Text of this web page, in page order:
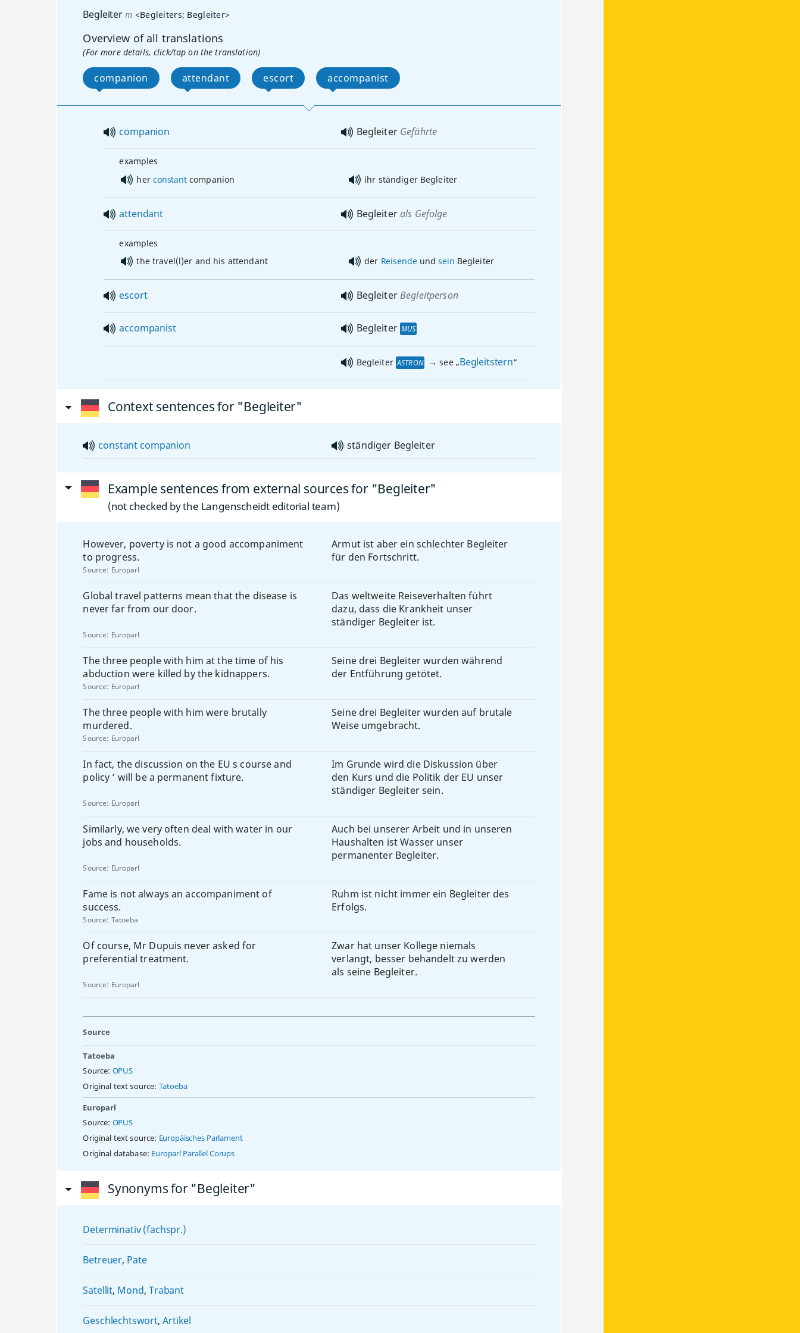
Begleiterm <Begleiters; Begleiter>
Overview of all translations
(For more details, click/tap on the translation)
companion attendant escort accompanist
companion Begleiter Gefährte
examples
her constantcompanion ihr ständiger Begleiter
attendant Begleiterals Gefolge
examples
the travel(l)er and his attendant
der Reisendeundsein Begleiter
escort BegleiterBegleitperson
accompanist Begleiter MUS
Begleiter ASTRON → see „Begleitstern“
Context sentences for "Begleiter"
constant companion ständiger Begleiter
Example sentences from external sources for "Begleiter"
(not checked by the Langenscheidt editorial team)
However, poverty is not a good accompaniment
to progress.
Armut ist aber ein schlechter Begleiter
für den Fortschritt.
Source: Europarl
Global travel patterns mean that the disease is
never far from our door.
Das weltweite Reiseverhalten führt
dazu, dass die Krankheit unser
ständiger Begleiter ist.
Source: Europarl
The three people with him at the time of his
abduction were killed by the kidnappers.
Seine drei Begleiter wurden während
der Entführung getötet.
Source: Europarl
The three people with him were brutally
murdered.
Seine drei Begleiter wurden auf brutale
Weise umgebracht.
Source: Europarl
In fact, the discussion on the EU s course and
policy ’ will be a permanent fixture.
Im Grunde wird die Diskussion über
den Kurs und die Politik der EU unser
ständiger Begleiter sein.
Source: Europarl
Similarly, we very often deal with water in our
jobs and households.
Auch bei unserer Arbeit und in unseren
Haushalten ist Wasser unser
permanenter Begleiter.
Source: Europarl
Fame is not always an accompaniment of
success.
Ruhm ist nicht immer ein Begleiter des
Erfolgs.
Source: Tatoeba
Of course, Mr Dupuis never asked for
preferential treatment.
Zwar hat unser Kollege niemals
verlangt, besser behandelt zu werden
als seine Begleiter.
Source: Europarl
Source
Tatoeba
Source: OPUS
Original text source: Tatoeba
Europarl
Source: OPUS
Original text source: Europäisches Parlament
Original database: Europarl Parallel Corups
Synonyms for "Begleiter"
Determinativ (fachspr.)
Betreuer, Pate
Satellit, Mond,Trabant
Geschlechtswort,Artikel